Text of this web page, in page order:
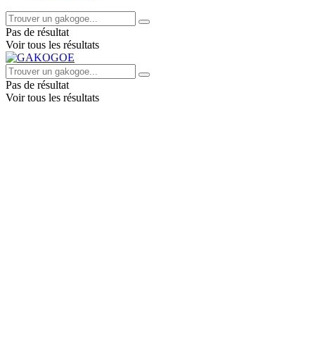
Pas de résultat
Voir tous les résultats
Pas de résultat
Voir tous les résultats